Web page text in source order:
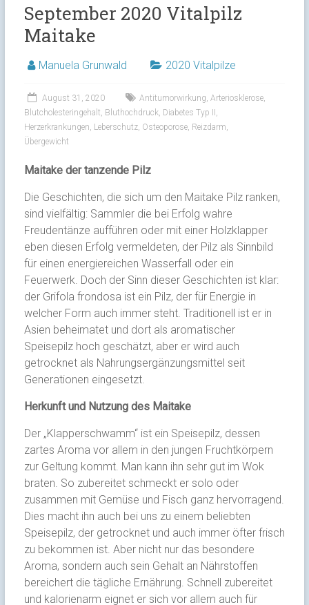
September 2020 Vitalpilz
Maitake
Manuela Grunwald 2020 Vitalpilze
August 31, 2020 Antitumorwirkung Arteriosklerose,
Blutcholesteringehalt Bluthochdruck, Diabetes Typ II
Herzerkrankungen Leberschutz, Osteoporose, Reizdarm
Übergewicht
Maitake der tanzende Pilz
Die Geschichten, die sich um den Maitake Pilz ranken,
sind vielfältig: Sammler die bei Erfolg wahre
Freudentänze aufführen oder mit einer Holzklapper
eben diesen Erfolg vermeldeten, der Pilz als Sinnbild
für einen energiereichen Wasserfall oder ein
Feuerwerk. Doch der Sinn dieser Geschichten ist klar:
der Grifola frondosa ist ein Pilz, der für Energie in
welcher Form auch immer steht. Traditionell ist er in
Asien beheimatet und dort als aromatischer
Speisepilz hoch geschätzt, aber er wird auch
getrocknet als Nahrungsergänzungsmittel seit
Generationen eingesetzt.
Herkunft und Nutzung des Maitake
Der „Klapperschwamm“ ist ein Speisepilz, dessen
zartes Aroma vor allem in den jungen Fruchtkörpern
zur Geltung kommt. Man kann ihn sehr gut im Wok
braten. So zubereitet schmeckt er solo oder
zusammen mit Gemüse und Fisch ganz hervorragend.
Dies macht ihn auch bei uns zu einem beliebten
Speisepilz, der getrocknet und auch immer öfter frisch
zu bekommen ist. Aber nicht nur das besondere
Aroma, sondern auch sein Gehalt an Nährstoffen
bereichert die tägliche Ernährung. Schnell zubereitet
und kalorienarm eignet er sich vor allem auch für